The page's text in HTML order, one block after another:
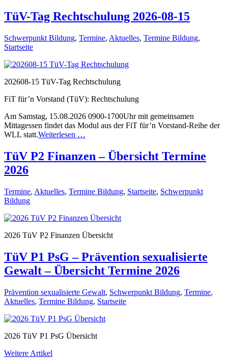
TüV-Tag Rechtschulung 2026-08-15
Schwerpunkt Bildung, Termine, Aktuelles, Termine Bildung,
Startseite
202608-15 TüV-Tag Rechtschulung
FiT für’n Vorstand (TüV): Rechtschulung
Am Samstag, 15.08.2026 0900-1700Uhr mit gemeinsamen
Mittagessen findet das Modul aus der FiT für’n Vorstand-Reihe der
WLL statt.Weiterlesen …
TüV P2 Finanzen – Übersicht Termine
2026
Termine, Aktuelles, Termine Bildung, Startseite, Schwerpunkt
Bildung
2026 TüV P2 Finanzen Übersicht
TüV P1 PsG – Prävention sexualisierte
Gewalt – Übersicht Termine 2026
Prävention sexualisierte Gewalt, Schwerpunkt Bildung, Termine,
Aktuelles, Termine Bildung, Startseite
2026 TüV P1 PsG Übersicht
Weitere Artikel